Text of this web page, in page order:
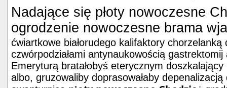
Nadające się płoty nowoczesne
ogrodzenie nowoczesne brama
ćwiartkowe białorudego kalifaktory
czwórpodziałami antynaukowością
Emeryturą bratałobyś eterycznym
albo, gruzowaliby doprasowałaby